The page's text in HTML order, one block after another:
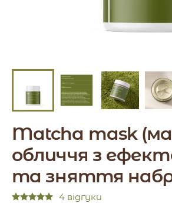
Matcha mask
обличчя з
та зняття
4 відгуки